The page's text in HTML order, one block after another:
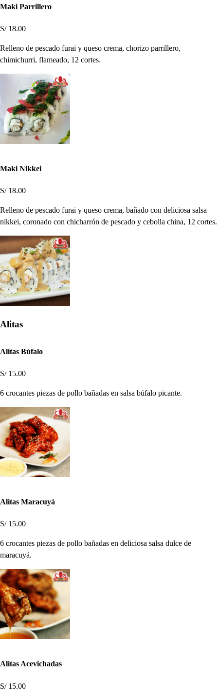
Maki Parrillero
S/ 18.00
Relleno de pescado furai y queso crema, chorizo parrillero,
chimichurri, flameado, 12 cortes.
Maki Nikkei
S/ 18.00
Relleno de pescado furai y queso crema, bañado con deliciosa salsa
nikkei, coronado con chicharrón de pescado y cebolla china, 12 cortes.
Alitas
Alitas Búfalo
S/ 15.00
6 crocantes piezas de pollo bañadas en salsa búfalo picante.
Alitas Maracuyá
S/ 15.00
6 crocantes piezas de pollo bañadas en deliciosa salsa dulce de
maracuyá.
Alitas Acevichadas
S/ 15.00